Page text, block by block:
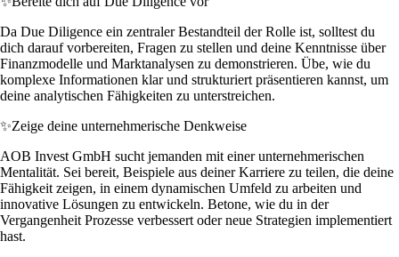
Da Due Diligence ein zentraler Bestandteil der Rolle ist, solltest du
dich darauf vorbereiten, Fragen zu stellen und deine Kenntnisse über
Finanzmodelle und Marktanalysen zu demonstrieren. Übe, wie du
komplexe Informationen klar und strukturiert präsentieren kannst, um
deine analytischen Fähigkeiten zu unterstreichen.
✨Zeige deine unternehmerische Denkweise
AOB Invest GmbH sucht jemanden mit einer unternehmerischen
Mentalität. Sei bereit, Beispiele aus deiner Karriere zu teilen, die deine
Fähigkeit zeigen, in einem dynamischen Umfeld zu arbeiten und
innovative Lösungen zu entwickeln. Betone, wie du in der
Vergangenheit Prozesse verbessert oder neue Strategien implementiert
hast.